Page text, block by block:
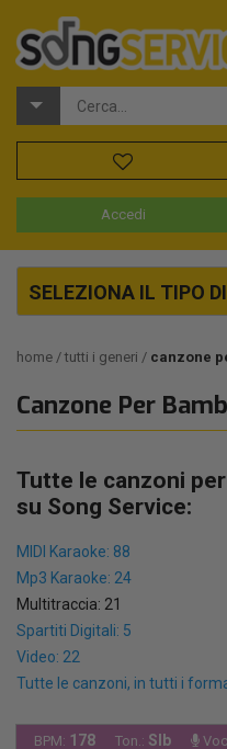
Accedi
SELEZIONA IL TIPO
home tutti i generi canzone
Canzone Per
Tutte le canzoni
su Song Service:
MIDI Karaoke: 88
Mp3 Karaoke: 24
Multitraccia: 21
Spartiti Digitali: 5
Video: 22
Tutte le canzoni, in tutti i
BPM: 178 Ton.: SIb